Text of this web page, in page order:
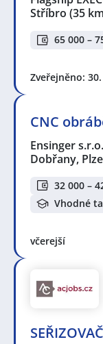
Stříbro (35
65 000 –
Zveřejněno:
CNC
Ensinger s.r.o.
Dobřany,
32 000 –
Vhodné
včerejší